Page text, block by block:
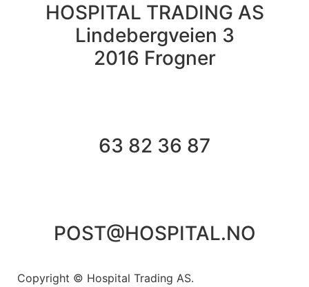
HOSPITAL TRADING AS
Lindebergveien 3
2016 Frogner
63 82 36 87
POST@HOSPITAL.NO
Copyright © Hospital Trading AS.